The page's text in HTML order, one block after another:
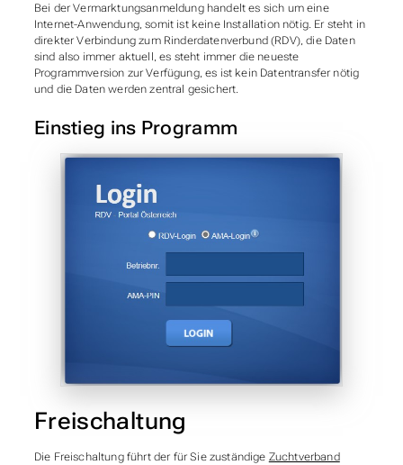
Bei der Vermarktungsanmeldung handelt es sich um eine
Internet-Anwendung, somit ist keine Installation nötig. Er steht in
direkter Verbindung zum Rinderdatenverbund (RDV), die Daten
sind also immer aktuell, es steht immer die neueste
Programmversion zur Verfügung, es ist kein Datentransfer nötig
und die Daten werden zentral gesichert.
Einstieg ins Programm
Freischaltung
Die Freischaltung führt der für Sie zuständige Zuchtverband